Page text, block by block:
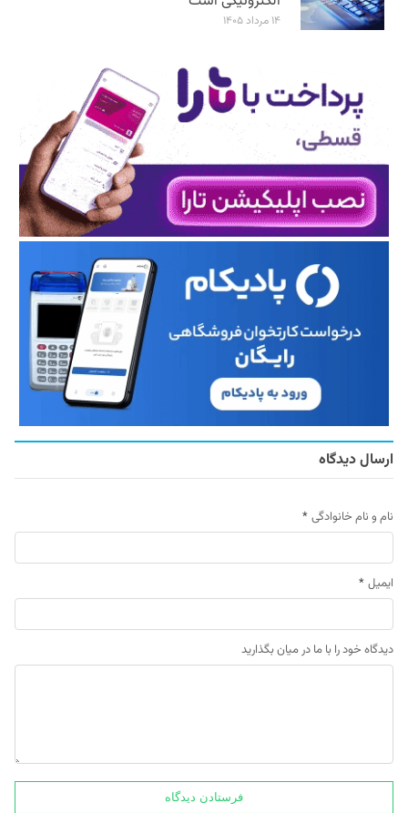
۱۴ مرداد ۱۴۰۵
ارسال دیدگاه
نام و نام خانوادگی *
ایمیل *
دیدگاه خود را با ما در میان بگذارید